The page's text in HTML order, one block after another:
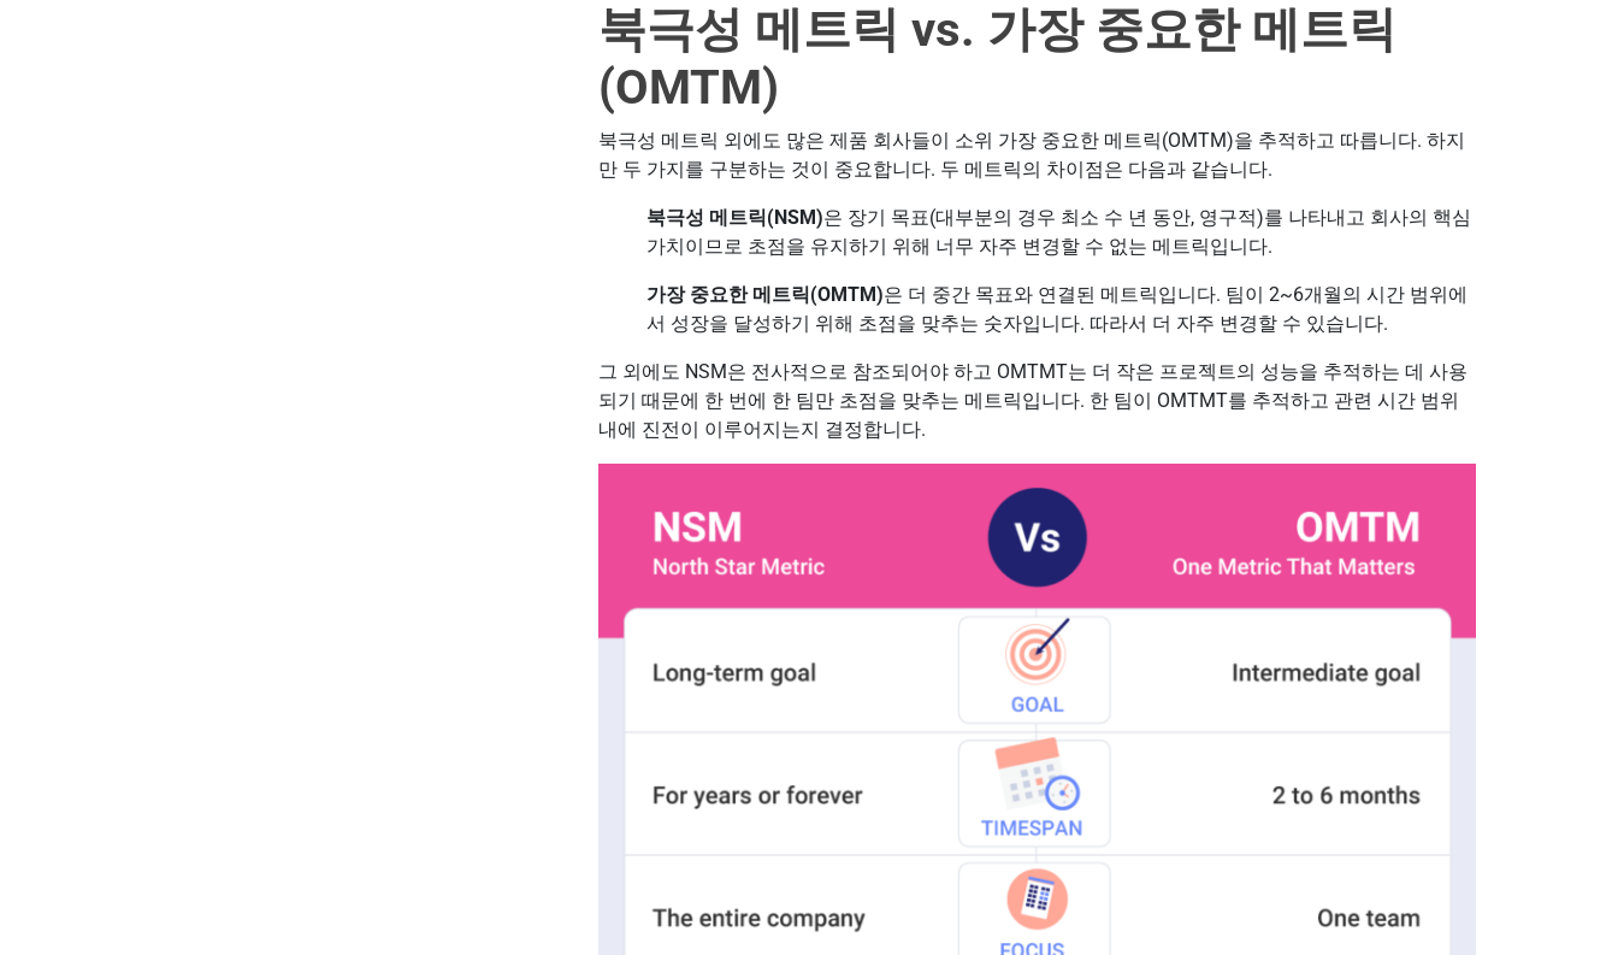
북극성 메트릭 vs. 가장 중요한 메트릭
(OMTM)
북극성 메트릭 외에도 많은 제품 회사들이 소위 가장 중요한 메트릭(OMTM)을 추적하고 따릅니다. 하지
만 두 가지를 구분하는 것이 중요합니다. 두 메트릭의 차이점은 다음과 같습니다.
북극성 메트릭(NSM)은 장기 목표(대부분의 경우 최소 수 년 동안, 영구적)를 나타내고 회사의 핵심
가치이므로 초점을 유지하기 위해 너무 자주 변경할 수 없는 메트릭입니다.
가장 중요한 메트릭(OMTM)은 더 중간 목표와 연결된 메트릭입니다. 팀이 2~6개월의 시간 범위에
서 성장을 달성하기 위해 초점을 맞추는 숫자입니다. 따라서 더 자주 변경할 수 있습니다.
그 외에도 NSM은 전사적으로 참조되어야 하고 OMTMT는 더 작은 프로젝트의 성능을 추적하는 데 사용
되기 때문에 한 번에 한 팀만 초점을 맞추는 메트릭입니다. 한 팀이 OMTMT를 추적하고 관련 시간 범위
내에 진전이 이루어지는지 결정합니다.